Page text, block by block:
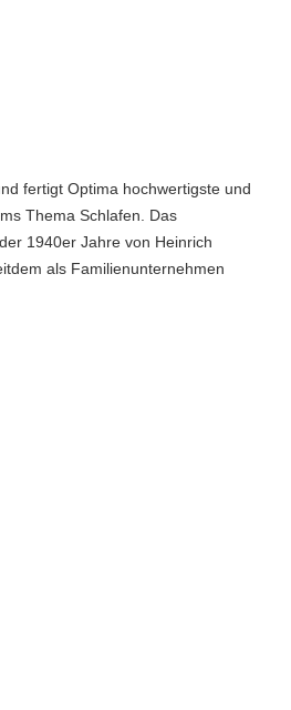
fertigt Optima hochwertigste und
Thema Schlafen. Das
1940er Jahre von Heinrich
als Familienunternehmen